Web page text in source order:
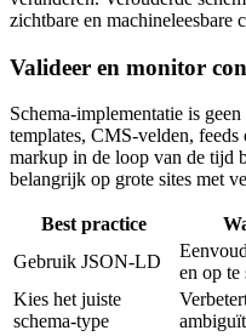
zichtbare en machineleesbare
Valideer en monitor
Schema‑implementatie is
templates, CMS‑velden,
markup in de loop van de tijd
belangrijk op grote sites met
Best practice
Gebruik JSON‑LD
en op te
Kies het juiste
schema‑type